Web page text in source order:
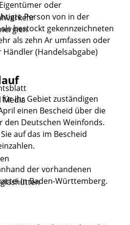
Media
oder
Person von in der
bestockt gekennzeichneten
als zehn Ar umfassen oder
(Handelsabgabe)
Ihr Gebiet zuständigen
einen Bescheid über die
den Deutschen Weinfonds.
auf das im Bescheid
der vorhandenen
in Baden-Württemberg.